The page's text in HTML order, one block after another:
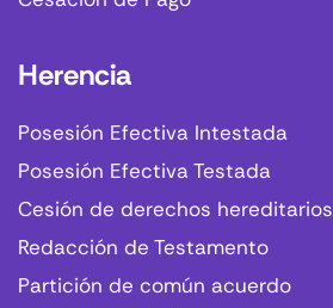
Herencia
Posesión Efectiva Intestada
Posesión Efectiva Testada
Cesión de derechos hereditarios
Redacción de Testamento
Partición de común acuerdo